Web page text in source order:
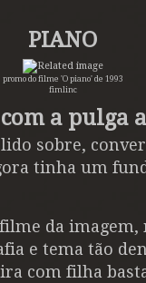
PIANO
promo do filme 'O piano' de 1993
fimlinc
a pulga
sobre,
tinha um
da
e tema tão
com filha